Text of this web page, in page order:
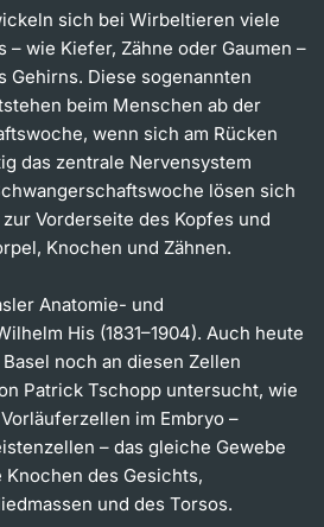
sich bei Wirbeltieren viele
– wie Kiefer, Zähne oder Gaumen –
Gehirns. Diese sogenannten
beim Menschen ab der
wenn sich am Rücken
das zentrale Nervensystem
lösen sich
Vorderseite des Kopfes und
Knochen und Zähnen.
Anatomie- und
His (1831–1904). Auch heute
noch an diesen Zellen
Patrick Tschopp untersucht, wie
im Embryo –
– das gleiche Gewebe
des Gesichts,
und des Torsos.